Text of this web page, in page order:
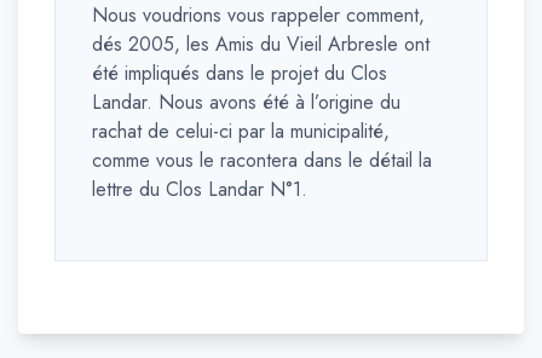
Nous voudrions vous rappeler comment,
dés 2005, les Amis du Vieil Arbresle ont
été impliqués dans le projet du Clos
Landar. Nous avons été à l’origine du
rachat de celui-ci par la municipalité,
comme vous le racontera dans le détail la
lettre du Clos Landar N°1.